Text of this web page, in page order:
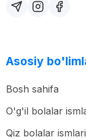
Asosiy
Bosh sahifa
O'g'il bolalar
Qiz bolalar ismlari